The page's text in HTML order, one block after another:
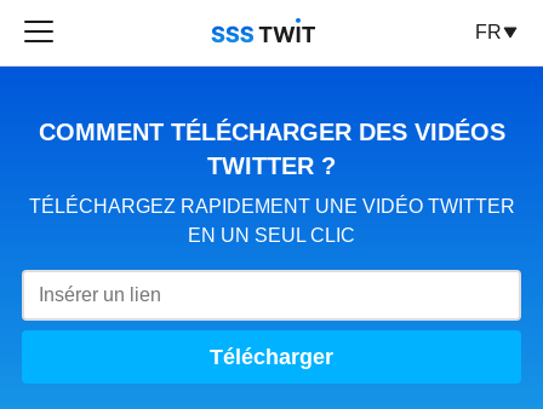
FR
COMMENT TÉLÉCHARGER DES VIDÉOS
TWITTER ?
TÉLÉCHARGEZ RAPIDEMENT UNE VIDÉO TWITTER
EN UN SEUL CLIC
Télécharger